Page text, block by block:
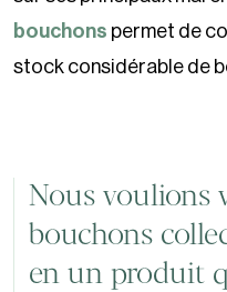
bouchons permet de
stock considérable de
Nous voulions
bouchons
en un produit